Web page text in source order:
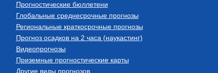
Прогностические бюллетени
Глобальные среднесрочные прогнозы
Региональные краткосрочные прогнозы
Прогноз осадков на 2 часа (наукастинг)
Видеопрогнозы
Приземные прогностические карты
Другие виды прогнозов